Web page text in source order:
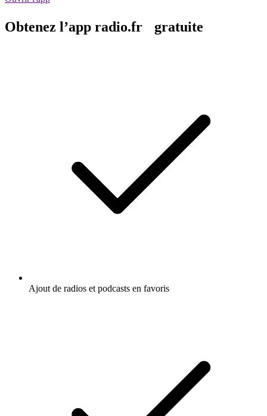
Obtenez l’app radio.fr gratuite
Ajout de radios et podcasts en favoris